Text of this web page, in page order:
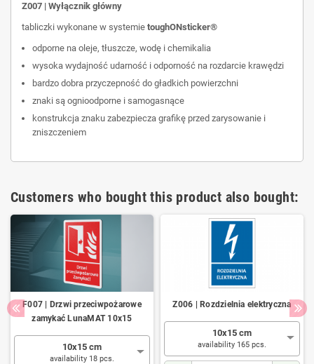
Z007 | Wyłącznik główny
tabliczki wykonane w systemie toughONsticker®
odporne na oleje, tłuszcze, wodę i chemikalia
wysoka wydajność udarność i odporność na rozdarcie krawędzi
bardzo dobra przyczepność do gładkich powierzchni
znaki są ognioodporne i samogasnące
konstrukcja znaku zabezpiecza grafikę przed zarysowanie i
zniszczeniem
Customers who bought this product also bought:
F007 | Drzwi przeciwpożarowe
zamykać LunaMAT 10x15
10x15 cm
availability 18 pcs.
Z006 | Rozdzielnia elektryczna
10x15 cm
availability 165 pcs.